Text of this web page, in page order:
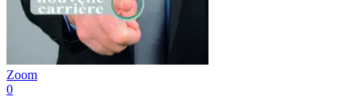
Zoom
0